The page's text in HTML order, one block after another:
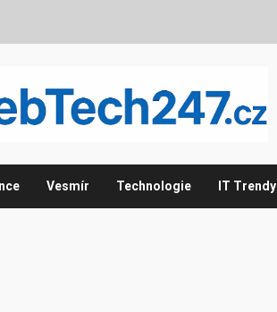
Vesmír Technologie IT Trendy